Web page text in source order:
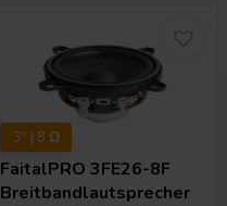
3" | 8 Ω
FaitalPRO 3FE26-8F
Breitbandlautsprecher